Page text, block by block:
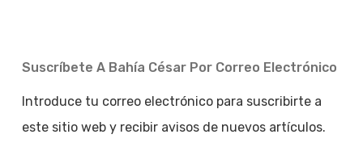
Suscríbete A Bahía César Por Correo Electrónico
Introduce tu correo electrónico para suscribirte a
este sitio web y recibir avisos de nuevos artículos.